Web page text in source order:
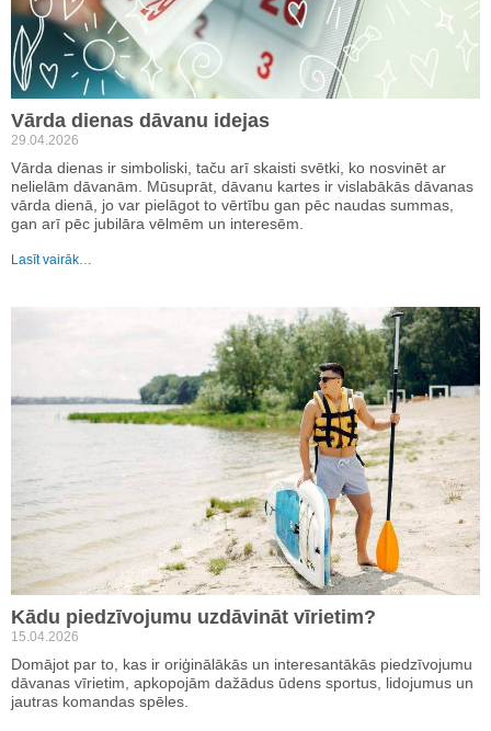
Vārda dienas dāvanu idejas
29.04.2026
Vārda dienas ir simboliski, taču arī skaisti svētki, ko nosvinēt ar
nelielām dāvanām. Mūsuprāt, dāvanu kartes ir vislabākās dāvanas
vārda dienā, jo var pielāgot to vērtību gan pēc naudas summas,
gan arī pēc jubilāra vēlmēm un interesēm.
Lasīt vairāk…
Kādu piedzīvojumu uzdāvināt vīrietim?
15.04.2026
Domājot par to, kas ir oriģinālākās un interesantākās piedzīvojumu
dāvanas vīrietim, apkopojām dažādus ūdens sportus, lidojumus un
jautras komandas spēles.